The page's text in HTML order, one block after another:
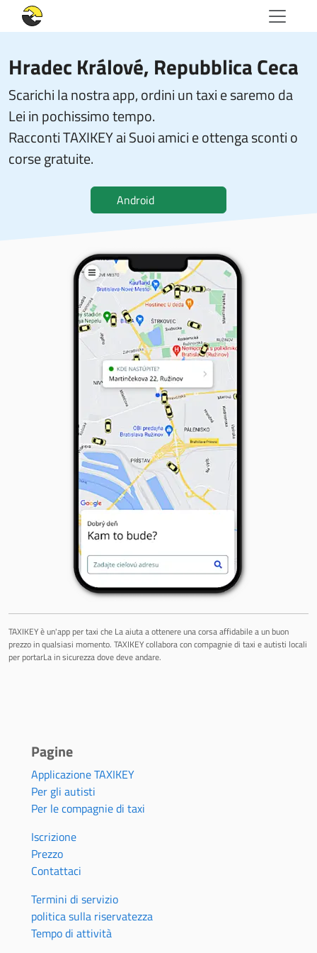
Hradec Králové, Repubblica Ceca
Scarichi la nostra app, ordini un taxi e saremo da
Lei in pochissimo tempo.
Racconti TAXIKEY ai Suoi amici e ottenga sconti o
corse gratuite.
Android
TAXIKEY è un'app per taxi che La aiuta a ottenere una corsa affidabile a un buon
prezzo in qualsiasi momento. TAXIKEY collabora con compagnie di taxi e autisti locali
per portarLa in sicurezza dove deve andare.
Pagine
Applicazione TAXIKEY
Per gli autisti
Per le compagnie di taxi
Iscrizione
Prezzo
Contattaci
Termini di servizio
politica sulla riservatezza
Tempo di attività